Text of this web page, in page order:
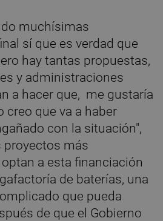
muchísimas
sí que es verdad que
hay tantas propuestas,
y administraciones
a hacer que, me gustaría
creo que va a haber
con la situación",
proyectos más
a esta financiación
de baterías, una
que pueda
de que el Gobierno